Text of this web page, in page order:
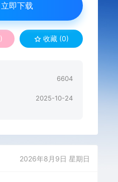
立即下载
) 收藏 (0)
6604
2025-10-24
2026年8月9日 星期日